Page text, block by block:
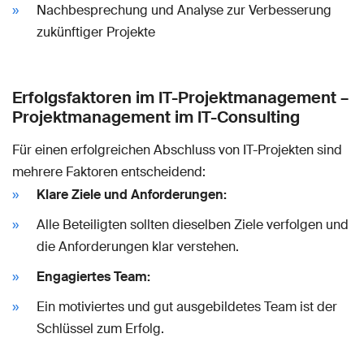
Nachbesprechung und Analyse zur Verbesserung
zukünftiger Projekte
Erfolgsfaktoren im IT-Projektmanagement –
Projektmanagement im IT-Consulting
Für einen erfolgreichen Abschluss von IT-Projekten sind
mehrere Faktoren entscheidend:
Klare Ziele und Anforderungen:
Alle Beteiligten sollten dieselben Ziele verfolgen und
die Anforderungen klar verstehen.
Engagiertes Team:
Ein motiviertes und gut ausgebildetes Team ist der
Schlüssel zum Erfolg.